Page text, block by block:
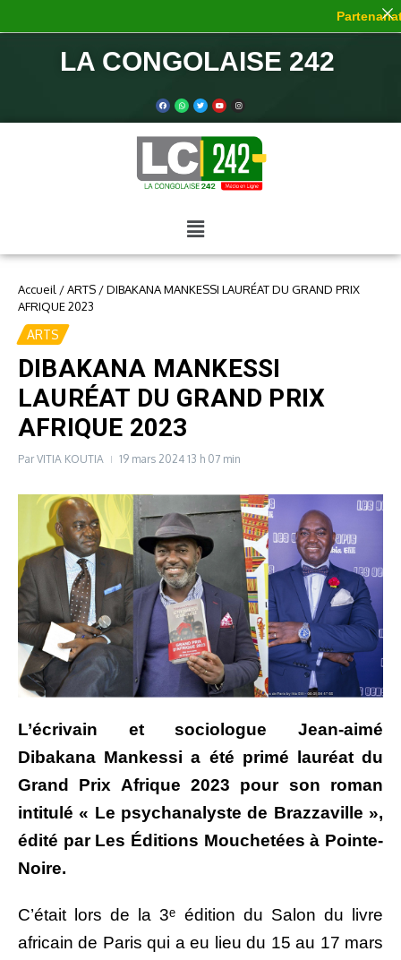
LA CONGOLAISE 242
Accueil /ARTS /DIBAKANA MANKESSI LAURÉAT DU GRAND PRIX
AFRIQUE 2023
ARTS
DIBAKANA MANKESSI
LAURÉAT DU GRAND PRIX
AFRIQUE 2023
ParVITIA KOUTIA 19 mars 2024 13 h 07 min
L’écrivain et sociologue Jean-aimé
Dibakana Mankessi a été primé lauréat du
Grand Prix Afrique 2023 pour son roman
intitulé « Le psychanalyste de Brazzaville »,
édité par Les Éditions Mouchetées à Pointe-
Noire.
C’était lors de la 3ᵉ édition du Salon du livre
africain de Paris qui a eu lieu du 15 au 17 mars
Partenariat